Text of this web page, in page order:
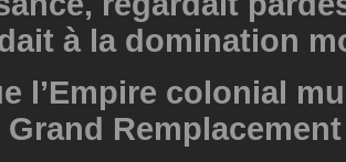
à la domination
l’Empire colonial